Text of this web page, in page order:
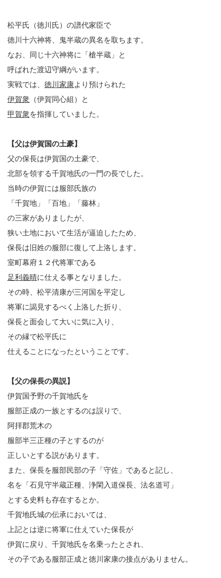
松平氏（徳川氏）の譜代家臣で
徳川十六神将、鬼半蔵の異名を取ちます。
なお、同じ十六神将に「槍半蔵」と
呼ばれた渡辺守綱がいます。
実戦では、 徳川家康より預けられた
伊賀衆 （伊賀同心組）と
甲賀衆を指揮していました。
【父は伊賀国の土豪】
父の保長は伊賀国の土豪で、
北部を領する千賀地氏の一門の長でした。
当時の伊賀には服部氏族の
「千賀地」「百地」「藤林」
の三家がありましたが、
狭い土地において生活が逼迫したため、
保長は旧姓の服部に復して上洛します。
室町幕府１２代将軍である
足利義晴に仕える事となりました。
その時、松平清康が三河国を平定し
将軍に謁見するべく上洛した折り、
保長と面会して大いに気に入り、
その縁で松平氏に
仕えることになったということです。
【父の保長の異説】
伊賀国予野の千賀地氏を
服部正成の一族とするのは誤りで、
阿拝郡荒木の
服部半三正種の子とするのが
正しいとする説があります。
また、保長を服部民部の子「守佐」であると記し、
名を「石見守半蔵正種、浄閑入道保長、法名道可」
とする史料も存在するとか。
千賀地氏城の伝承においては、
上記とは逆に将軍に仕えていた保長が
伊賀に戻り、千賀地氏を名乗ったとされ、
その子である服部正成と徳川家康の接点がありません。